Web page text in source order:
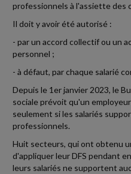
professionnels à l'assiette des
Il doit y avoir été autorisé :
- par un accord collectif ou un
personnel ;
- à défaut, par chaque salarié
Depuis le 1er janvier 2023, le
sociale prévoit qu'un
seulement si les salariés
professionnels.
Huit secteurs, qui ont obtenu
d'appliquer leur DFS pendant
leurs salariés ne supportent